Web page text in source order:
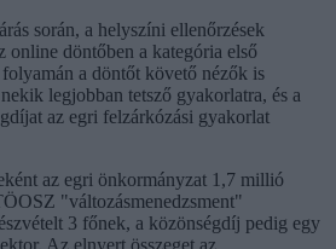
során, a helyszíni ellenőrzések
online döntőben a kategória első
a döntőt követő nézők is
legjobban tetsző gyakorlatra, és a
az egri felzárkózási gyakorlat
az egri önkormányzat 1,7 millió
"változásmenedzsment"
3 főnek, a közönségdíj pedig egy
Az elnyert összeget az